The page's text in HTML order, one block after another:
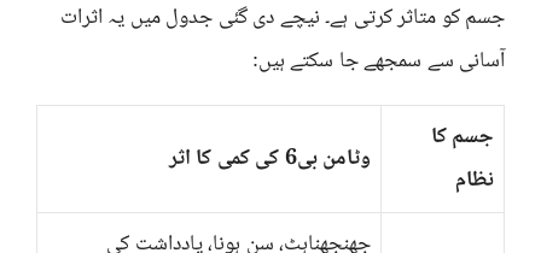
جسم کو متاثر کرتی ہے۔ نیچے دی گئی جدول میں یہ اثرات
آسانی سے سمجھے جا سکتے ہیں:
جسم کا
نظام
وٹامن بی6 کی کمی کا اثر
جھنجھناہٹ، سن ہونا، یادداشت کی